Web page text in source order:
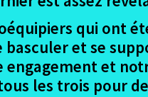
qui ont
et se
engagement et
les trois pour